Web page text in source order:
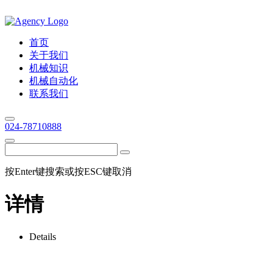
首页
关于我们
机械知识
机械自动化
联系我们
024-78710888
按Enter键搜索或按ESC键取消
详情
Details